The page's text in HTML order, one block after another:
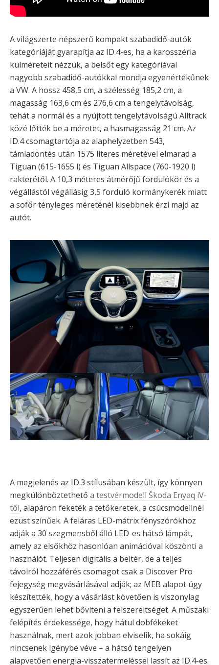
A világszerte népszerű kompakt szabadidő-autók
kategóriáját gyarapítja az ID.4-es, ha a karosszéria
külméreteit nézzük, a belsőt egy kategóriával
nagyobb szabadidő-autókkal mondja egyenértékűnek
a VW. A hossz 458,5 cm, a szélesség 185,2 cm, a
magasság 163,6 cm és 276,6 cm a tengelytávolság,
tehát a normál és a nyújtott tengelytávolságú Alltrack
közé lőtték be a méretet, a hasmagasság 21 cm. Az
ID.4 csomagtartója az alaphelyzetben 543,
támladöntés után 1575 literes méretével elmarad a
Tiguan (615-1655 l) és Tiguan Allspace (760-1920 l)
rakterétől. A 10,3 méteres átmérőjű fordulókör és a
végállástól végállásig 3,5 forduló kormánykerék miatt
a sofőr tényleges méreténél kisebbnek érzi majd az
autót.
A megjelenés az ID.3 stílusában készült, így könnyen
megkülönböztethető a testvérmodell Škoda Enyaq iV-
től, alapáron feketék a tetőkeretek, a csúcsmodellnél
ezüst színűek. A feláras LED-mátrix fényszórókhoz
adják a 30 szegmensből álló LED-es hátsó lámpát,
amely az elsőkhöz hasonlóan animációval köszönti a
használót. Teljesen digitális a beltér, de a teljes
távolról hozzáférés csomagot csak a Discover Pro
fejegység megvásárlásával adják; az MEB alapot úgy
készítették, hogy a vásárlást követően is viszonylag
egyszerűen lehet bővíteni a felszereltséget. A műszaki
felépítés érdekessége, hogy hátul dobfékeket
használnak, mert azok jobban elviselik, ha sokáig
nincsenek igénybe véve – a hátsó tengelyen
alapvetően energia-visszatermeléssel lassít az ID.4-es.